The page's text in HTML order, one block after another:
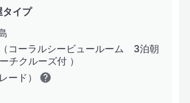
タイプ
コーラルシービュールーム 3泊朝
チクルーズ付 ）
ード）